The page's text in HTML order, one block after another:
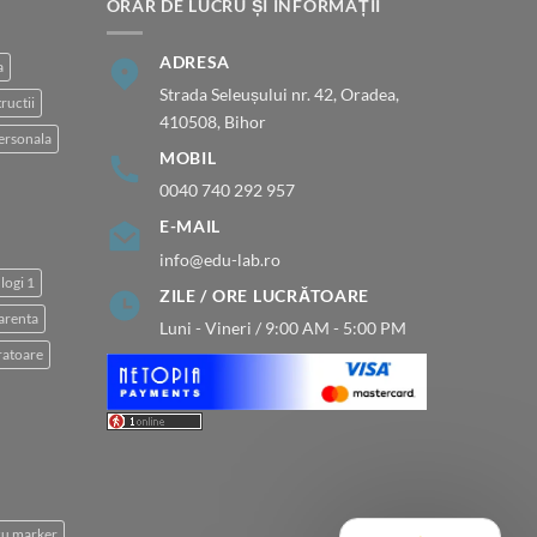
logi 1
ORAR DE LUCRU ȘI INFORMAȚII
ADRESA
Strada Seleușului nr. 42, Oradea,
410508, Bihor
MOBIL
0040 740 292 957
E-MAIL
info@edu-lab.ro
ZILE / ORE LUCRĂTOARE
Luni - Vineri / 9:00 AM - 5:00 PM